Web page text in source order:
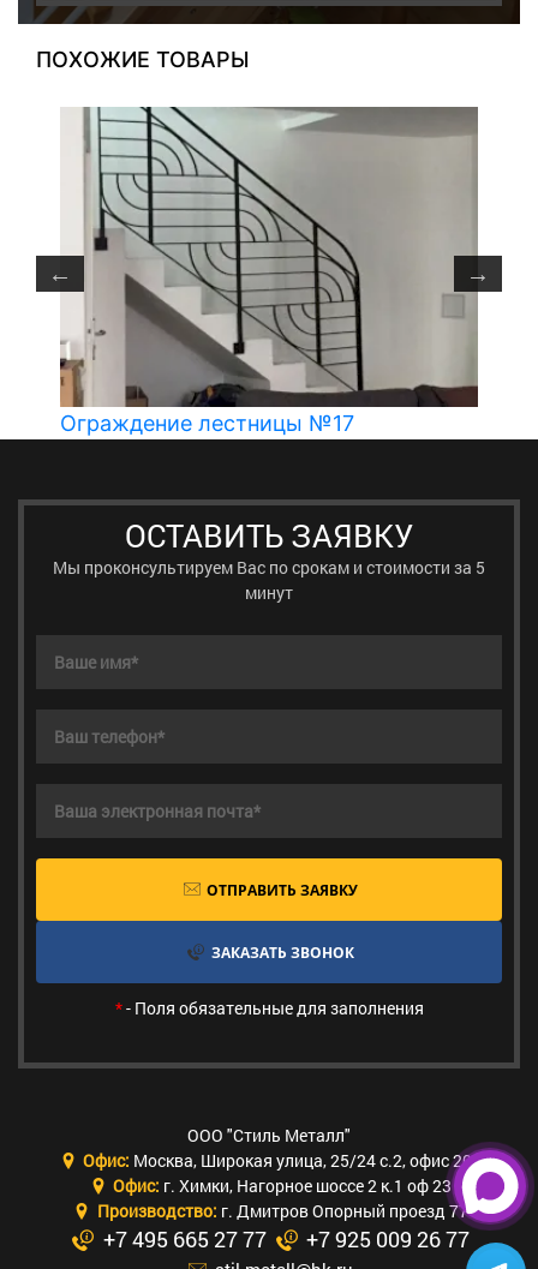
ПОХОЖИЕ ТОВАРЫ
Ограждение лестницы №17
ОСТАВИТЬ ЗАЯВКУ
Мы проконсультируем Вас по срокам и стоимости за 5
минут
ОТПРАВИТЬ ЗАЯВКУ
ЗАКАЗАТЬ ЗВОНОК
*- Поля обязательные для заполнения
ООО "Стиль Металл"
Офис: Москва, Широкая улица, 25/24 с.2, офис 205
Офис: г. Химки, Нагорное шоссе 2 к.1 оф 23
Производство: г. Дмитров Опорный проезд 77
+7 495 665 27 77 +7 925 009 26 77